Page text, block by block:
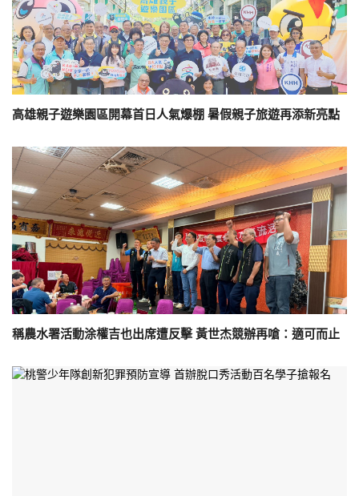
高雄親子遊樂園區開幕首日人氣爆棚 暑假親子旅遊再添新亮點
稱農水署活動涂權吉也出席遭反擊 黃世杰競辦再嗆：適可而止